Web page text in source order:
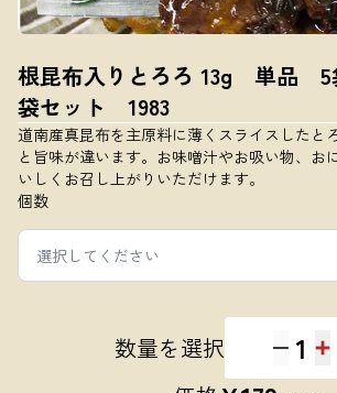
根昆布入りとろろ 13g 単品
袋セット 1983
道南産真昆布を主原料に薄くスライスしたと
と旨味が違います。お味噌汁やお吸い物、お
いしくお召し上がりいただけます。
個数
選択してください
数量を選択 1